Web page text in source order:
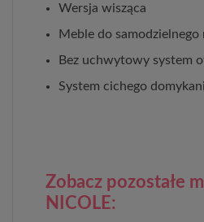
Wersja wisząca
Meble do samodzielnego
Bez uchwytowy system
System cichego
Zobacz pozostałe
NICOLE: